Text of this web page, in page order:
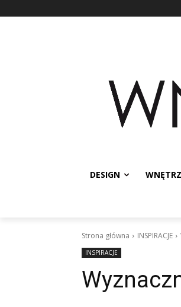
DESIGN
Strona główna INSPIRACJE
INSPIRACJE